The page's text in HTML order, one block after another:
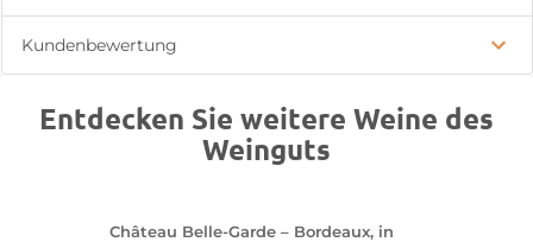
Kundenbewertung
Entdecken Sie weitere Weine des
Weinguts
Château Belle-Garde – Bordeaux, in